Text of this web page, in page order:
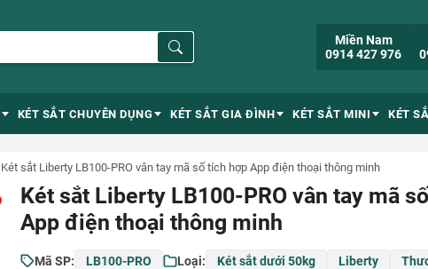
Miền Nam
0914 427 976
KÉT SẮT CHUYÊN DỤNG KÉT SẮT GIA ĐÌNH KÉT SẮT MINI KÉT
Két sắt Liberty LB100-PRO vân tay mã số tích hợp App điện thoại thông minh
Két sắt Liberty LB100-PRO vân tay mã
App điện thoại thông minh
Mã SP: LB100-PRO Loại: Két sắt dưới 50kg Liberty